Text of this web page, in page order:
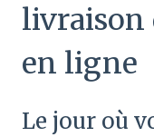
livraison
en ligne
Le jour où